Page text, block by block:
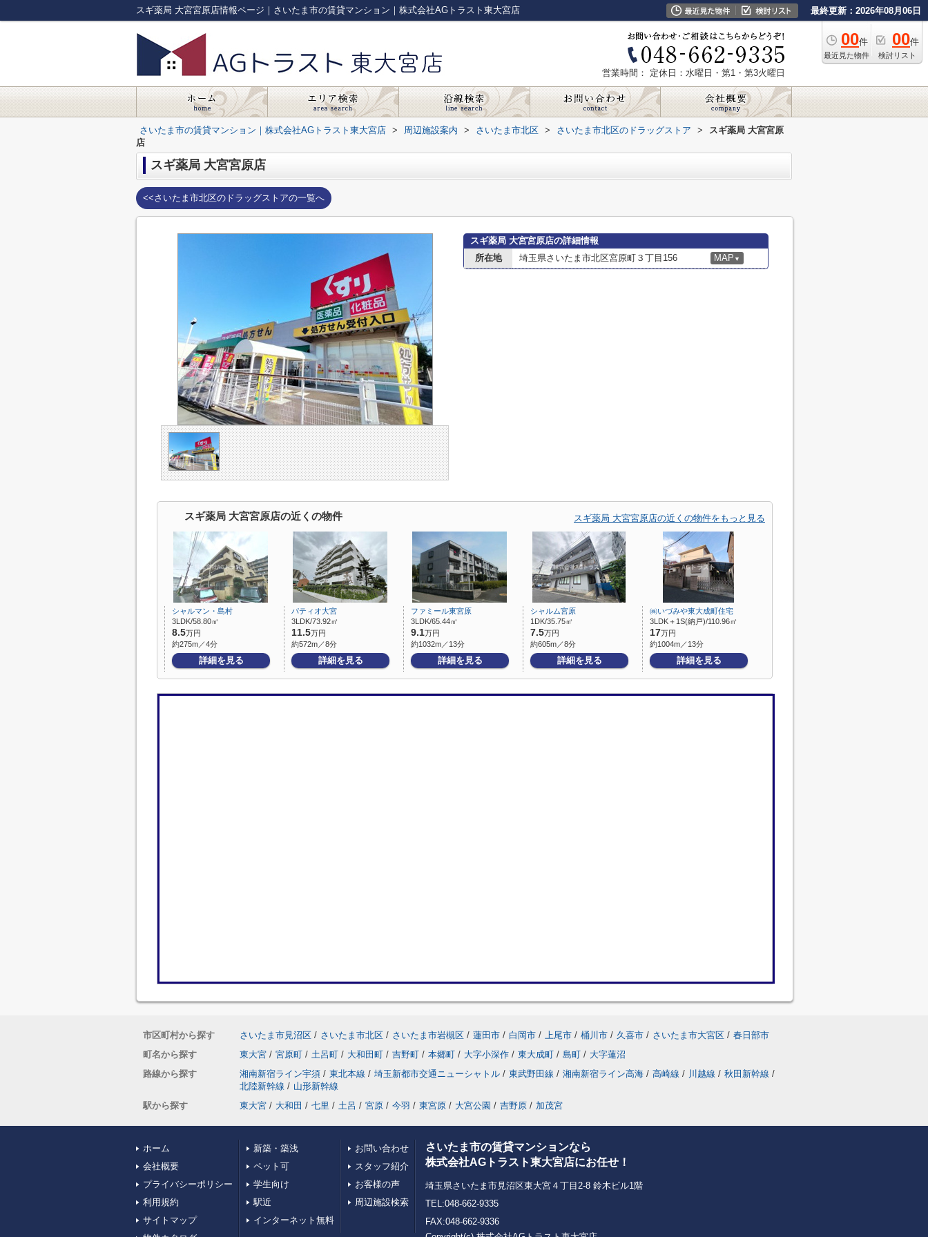
スギ薬局 大宮宮原店情報ページ｜さいたま市の賃貸マンション｜株式会社AGトラスト東大宮店 最終更新：2026年08月06日
00件
最近見た物件
00件
検討リスト
営業時間： 定休日：水曜日・第1・第3火曜日
さいたま市の賃貸マンション｜株式会社AGトラスト東大宮店 > 周辺施設案内 > さいたま市北区 > さいたま市北区のドラッグストア >
スギ薬局 大宮宮原
店
スギ薬局 大宮宮原店
<<さいたま市北区のドラッグストアの一覧へ
スギ薬局 大宮宮原店の詳細情報
所在地
埼玉県さいたま市北区宮原町３丁目156 MAP ▼
スギ薬局 大宮宮原店の近くの物件 スギ薬局 大宮宮原店の近くの物件をもっと見る
シャルマン・島村
3LDK/58.80㎡
8.5万円
約275m／4分
詳細を見る
パティオ大宮
3LDK/73.92㎡
11.5万円
約572m／8分
詳細を見る
ファミール東宮原
3LDK/65.44㎡
9.1万円
約1032m／13分
詳細を見る
シャルム宮原
1DK/35.75㎡
7.5万円
約605m／8分
詳細を見る
㈱いづみや東大成町住宅
3LDK＋1S(納戸)/110.96㎡
17万円
約1004m／13分
詳細を見る
市区町村から探す さいたま市見沼区 / さいたま市北区 / さいたま市岩槻区 / 蓮田市 / 白岡市 / 上尾市 / 桶川市 / 久喜市 / さいたま市大宮区 / 春日部市
町名から探す
東大宮 / 宮原町 / 土呂町 / 大和田町 / 吉野町 / 本郷町 / 大字小深作 / 東大成町 / 島町 / 大字蓮沼
路線から探す
湘南新宿ライン宇須 / 東北本線 / 埼玉新都市交通ニューシャトル / 東武野田線 / 湘南新宿ライン高海 / 高崎線 / 川越線 / 秋田新幹線 /
北陸新幹線 / 山形新幹線
駅から探す
東大宮 / 大和田 / 七里 / 土呂 / 宮原 / 今羽 / 東宮原 / 大宮公園 / 吉野原 / 加茂宮
ホーム
会社概要
プライバシーポリシー
利用規約
サイトマップ
新築・築浅
ペット可
学生向け
駅近
インターネット無料
お問い合わせ
スタッフ紹介
お客様の声
周辺施設検索
さいたま市の賃貸マンションなら
株式会社AGトラスト東大宮店にお任せ！
埼玉県さいたま市見沼区東大宮４丁目2-8 鈴木ビル1階
TEL:048-662-9335
FAX:048-662-9336